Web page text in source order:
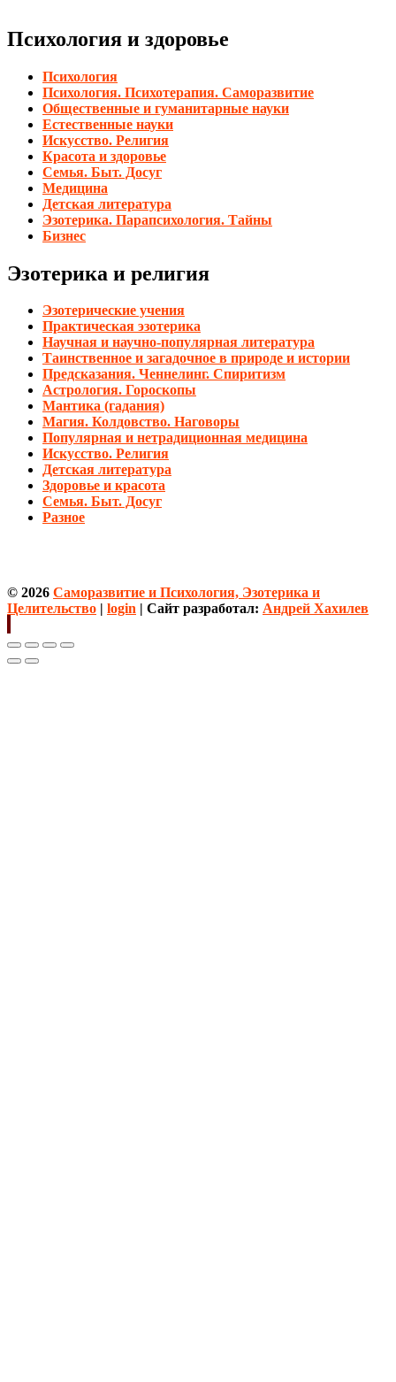
Психология и здоровье
Психология
Психология. Психотерапия. Саморазвитие
Общественные и гуманитарные науки
Естественные науки
Искусство. Религия
Красота и здоровье
Семья. Быт. Досуг
Медицина
Детская литература
Эзотерика. Парапсихология. Тайны
Бизнес
Эзотерика и религия
Эзотерические учения
Практическая эзотерика
Научная и научно-популярная литература
Таинственное и загадочное в природе и истории
Предсказания. Ченнелинг. Спиритизм
Астрология. Гороскопы
Мантика (гадания)
Магия. Колдовство. Наговоры
Популярная и нетрадиционная медицина
Искусство. Религия
Детская литература
Здоровье и красота
Семья. Быт. Досуг
Разное
© 2026 Саморазвитие и Психология, Эзотерика и
Целительство | login | Сайт разработал: Андрей Хахилев